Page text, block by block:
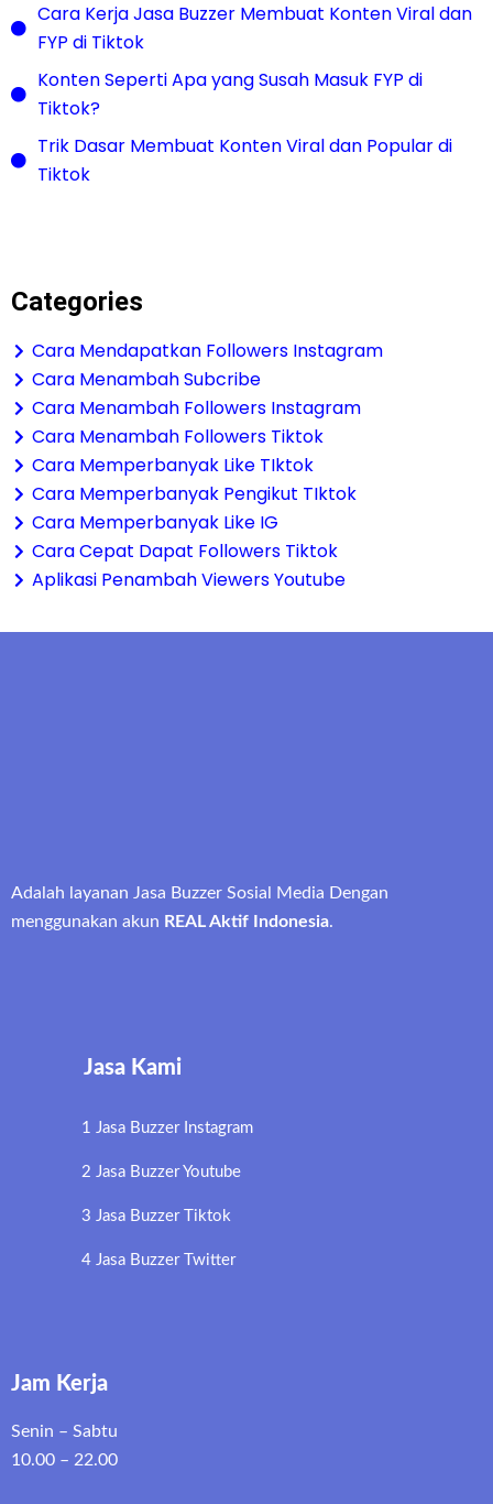
Cara Kerja Jasa Buzzer Membuat Konten Viral dan
FYP di Tiktok
Konten Seperti Apa yang Susah Masuk FYP di
Tiktok?
Trik Dasar Membuat Konten Viral dan Popular di
Tiktok
Categories
Cara Mendapatkan Followers Instagram
Cara Menambah Subcribe
Cara Menambah Followers Instagram
Cara Menambah Followers Tiktok
Cara Memperbanyak Like TIktok
Cara Memperbanyak Pengikut TIktok
Cara Memperbanyak Like IG
Cara Cepat Dapat Followers Tiktok
Aplikasi Penambah Viewers Youtube
Adalah layanan Jasa Buzzer Sosial Media Dengan
menggunakan akun REAL Aktif Indonesia.
Jasa Kami
1 Jasa Buzzer Instagram
2 Jasa Buzzer Youtube
3 Jasa Buzzer Tiktok
4 Jasa Buzzer Twitter
Jam Kerja
Senin – Sabtu
10.00 – 22.00